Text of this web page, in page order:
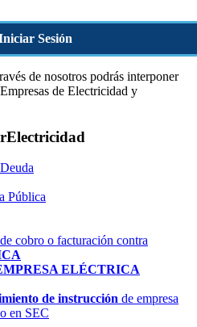
Sesión
de nosotros podrás interponer
de Electricidad y
Electricidad
Pública
cobro o facturación contra
ELÉCTRICA
de instrucción de empresa
en SEC